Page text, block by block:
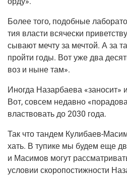
Более того, подоб­ные
тия вла­сти вся­че­ски
сы­ва­ют меч­ту за меч­той. А за
прой­ти годы. Вот уже два
воз и ныне там».
Ино­гда Назар­ба­е­ва «зано­сит»
Вот, совсем недав­но
власт­во­вать до 2030 года.
Так что тан­дем Кули­ба­ев-
хать. В тупи­ке мы будем еще
и Маси­мов могут
усло­вии ско­ро­по­стиж­но­сти